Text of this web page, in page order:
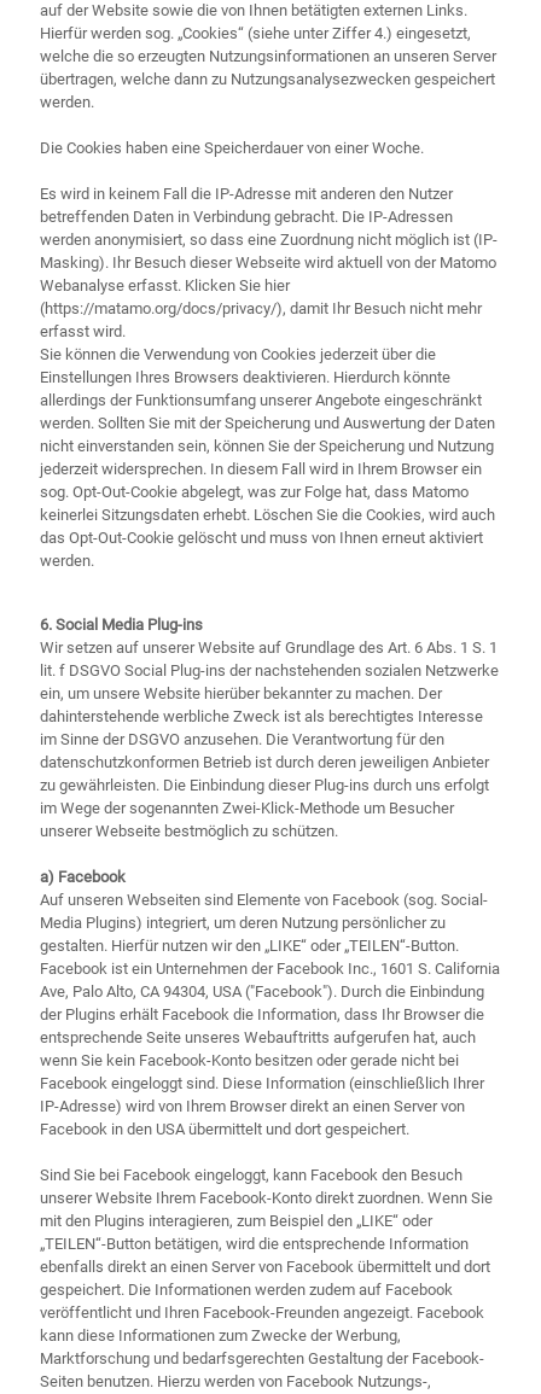
auf der Website sowie die von Ihnen betätigten externen Links.
Hierfür werden sog. „Cookies“ (siehe unter Ziffer 4.) eingesetzt,
welche die so erzeugten Nutzungsinformationen an unseren Server
übertragen, welche dann zu Nutzungsanalysezwecken gespeichert
werden.
Die Cookies haben eine Speicherdauer von einer Woche.
Es wird in keinem Fall die IP-Adresse mit anderen den Nutzer
betreffenden Daten in Verbindung gebracht. Die IP-Adressen
werden anonymisiert, so dass eine Zuordnung nicht möglich ist (IP-
Masking). Ihr Besuch dieser Webseite wird aktuell von der Matomo
Webanalyse erfasst. Klicken Sie hier
(https://matamo.org/docs/privacy/), damit Ihr Besuch nicht mehr
erfasst wird.
Sie können die Verwendung von Cookies jederzeit über die
Einstellungen Ihres Browsers deaktivieren. Hierdurch könnte
allerdings der Funktionsumfang unserer Angebote eingeschränkt
werden. Sollten Sie mit der Speicherung und Auswertung der Daten
nicht einverstanden sein, können Sie der Speicherung und Nutzung
jederzeit widersprechen. In diesem Fall wird in Ihrem Browser ein
sog. Opt-Out-Cookie abgelegt, was zur Folge hat, dass Matomo
keinerlei Sitzungsdaten erhebt. Löschen Sie die Cookies, wird auch
das Opt-Out-Cookie gelöscht und muss von Ihnen erneut aktiviert
werden.
6. Social Media Plug-ins
Wir setzen auf unserer Website auf Grundlage des Art. 6 Abs. 1 S. 1
lit. f DSGVO Social Plug-ins der nachstehenden sozialen Netzwerke
ein, um unsere Website hierüber bekannter zu machen. Der
dahinterstehende werbliche Zweck ist als berechtigtes Interesse
im Sinne der DSGVO anzusehen. Die Verantwortung für den
datenschutzkonformen Betrieb ist durch deren jeweiligen Anbieter
zu gewährleisten. Die Einbindung dieser Plug-ins durch uns erfolgt
im Wege der sogenannten Zwei-Klick-Methode um Besucher
unserer Webseite bestmöglich zu schützen.
a) Facebook
Auf unseren Webseiten sind Elemente von Facebook (sog. Social-
Media Plugins) integriert, um deren Nutzung persönlicher zu
gestalten. Hierfür nutzen wir den „LIKE“ oder „TEILEN“-Button.
Facebook ist ein Unternehmen der Facebook Inc., 1601 S. California
Ave, Palo Alto, CA 94304, USA ("Facebook"). Durch die Einbindung
der Plugins erhält Facebook die Information, dass Ihr Browser die
entsprechende Seite unseres Webauftritts aufgerufen hat, auch
wenn Sie kein Facebook-Konto besitzen oder gerade nicht bei
Facebook eingeloggt sind. Diese Information (einschließlich Ihrer
IP-Adresse) wird von Ihrem Browser direkt an einen Server von
Facebook in den USA übermittelt und dort gespeichert.
Sind Sie bei Facebook eingeloggt, kann Facebook den Besuch
unserer Website Ihrem Facebook-Konto direkt zuordnen. Wenn Sie
mit den Plugins interagieren, zum Beispiel den „LIKE“ oder
„TEILEN“-Button betätigen, wird die entsprechende Information
ebenfalls direkt an einen Server von Facebook übermittelt und dort
gespeichert. Die Informationen werden zudem auf Facebook
veröffentlicht und Ihren Facebook-Freunden angezeigt. Facebook
kann diese Informationen zum Zwecke der Werbung,
Marktforschung und bedarfsgerechten Gestaltung der Facebook-
Seiten benutzen. Hierzu werden von Facebook Nutzungs-,